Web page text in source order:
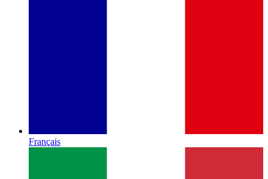
Français